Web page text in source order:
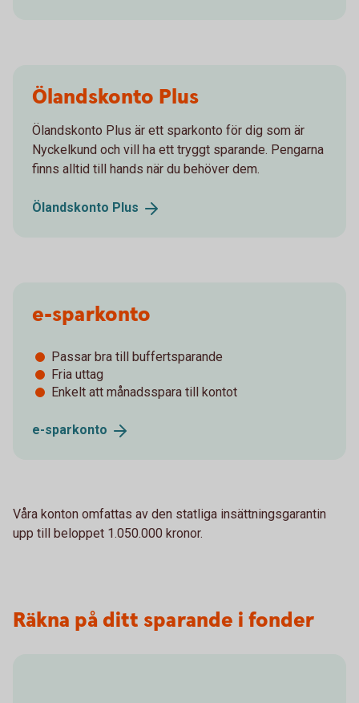
Ölandskonto Plus
Ölandskonto Plus är ett sparkonto för dig som är
Nyckelkund och vill ha ett tryggt sparande. Pengarna
finns alltid till hands när du behöver dem.
Ölandskonto Plus
e-sparkonto
Passar bra till buffertsparande
Fria uttag
Enkelt att månadsspara till kontot
e-sparkonto
Våra konton omfattas av den statliga insättningsgarantin
upp till beloppet 1.050.000 kronor.
Räkna på ditt sparande i fonder